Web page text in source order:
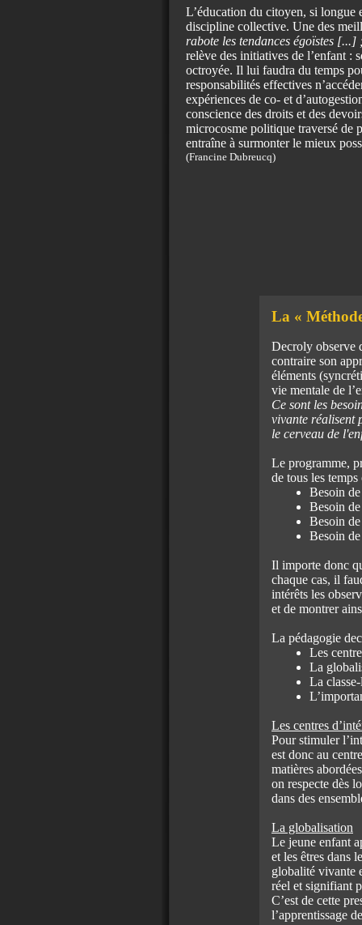
L’éducation du citoyen, si longue
discipline collective. Une des
rabote les tendances égoïstes
relève des initiatives de l’enfant :
octroyée. Il lui faudra du temps
responsabilités effectives
expériences de co- et
conscience des droits et des
microcosme politique traversé de
entraîne à surmonter le mieux
(Francine Dubreucq)
La «
Decroly observe
contraire son
éléments
vie mentale de
Ce sont les
vivante réalisent
le cerveau de
Le programme,
de tous les
Besoin
Besoin
Besoin
Besoin
Il importe donc
chaque cas, il
intérêts les
et de montrer
La pédagogie
Les
La
La
Les centres
Pour stimuler
est donc au
matières
on respecte dès
dans des
La globalisation
Le jeune enfant
et les êtres dans
globalité vivante
réel et signifiant
C’est de cette
l’apprentissage